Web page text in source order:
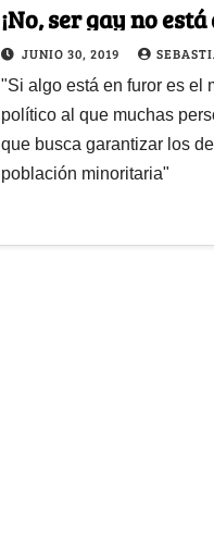
¡No, ser gay no
JUNIO 30, 2019
"Si algo está en furor es el
político al que muchas
que busca garantizar los
población minoritaria"